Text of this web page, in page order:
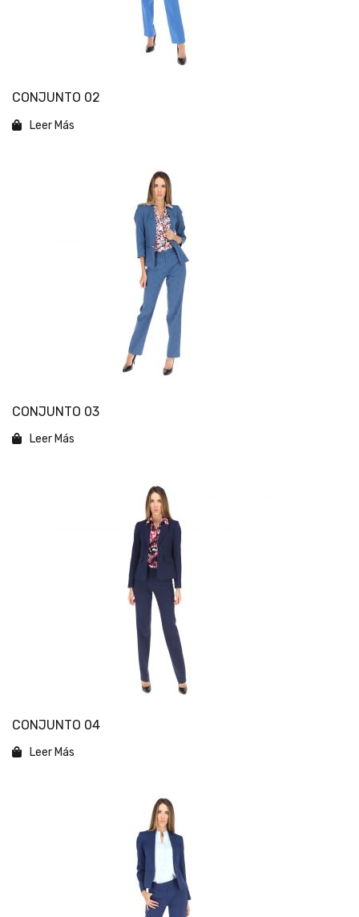
CONJUNTO 02
Leer Más
CONJUNTO 03
Leer Más
CONJUNTO 04
Leer Más